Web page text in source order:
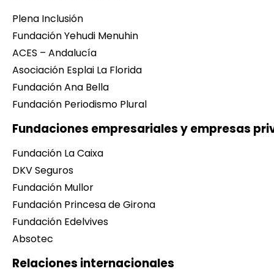
Plena Inclusión
Fundación Yehudi Menuhin
ACES – Andalucía
Asociación Esplai La Florida
Fundación Ana Bella
Fundación Periodismo Plural
Fundaciones empresariales y empresas
Fundación La Caixa
DKV Seguros
Fundación Mullor
Fundación Princesa de Girona
Fundación Edelvives
Absotec
Relaciones internacionales